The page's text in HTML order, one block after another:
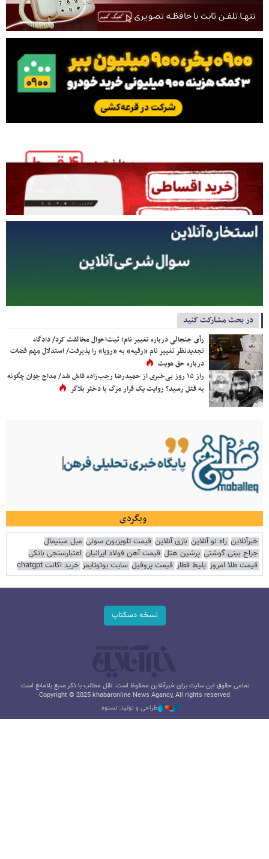
در بحث مشارکت کنید
رأی جنجالی درباره تغییر نام؛ ثبت‌احوال مخالفت کرد/ دادگاه
تجدیدنظر تغییر نام «رقیه» به «رویا» را پذیرفت/ استدلال مهم قضات
درباره حق هویت
راز ۱۵ روز بی‌خبری از حمیدرضا رجب‌زاده فاش شد/ مداح جوان چگونه
به قتل رسید؟ روایت یک قرار مرگ با دختر بلاگر
وبگردی
خبرآنلاین راه نو آنلاین بازی آنلاین قیمت تلویزیون سونی مبل مینیمال
جراح بینی گوشتی پرشین هتل قیمت آهن فولاد ایرانیان اعتبارسنجی بانکی
قیمت طلا امروز بلیط قطار قیمت پروفیل سایت یوتوتایمز خرید اکانت chatgpt
نسخه دسکتاپ
تمامی حقوق این سایت برای خبرآنلاین محفوظ است. نقل مطالب با ذکر منبع بلامانع است.
Copyright © 2025 khabaronline News Agancy, All rights reserved
طراحی و تولید: نستوه